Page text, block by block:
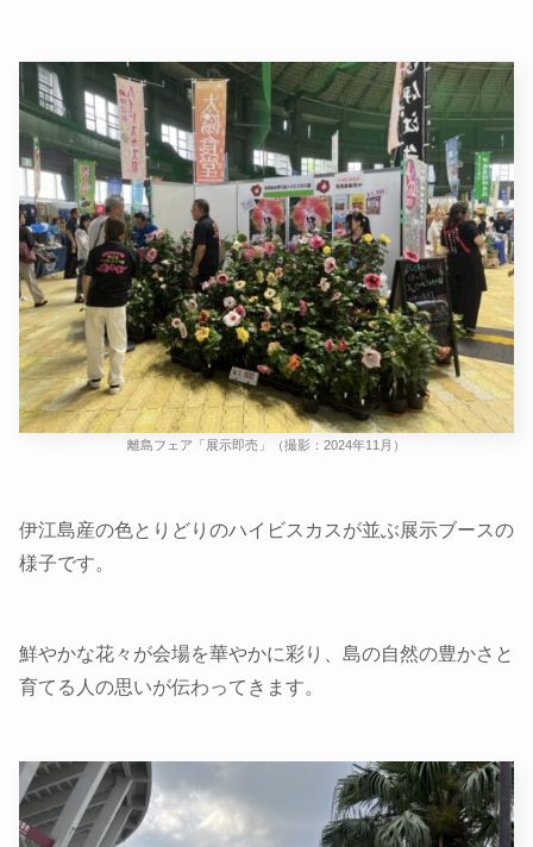
離島フェア「展示即売」（撮影：2024年11月）
伊江島産の色とりどりのハイビスカスが並ぶ展示ブースの
様子です。
鮮やかな花々が会場を華やかに彩り、島の自然の豊かさと
育てる人の思いが伝わってきます。